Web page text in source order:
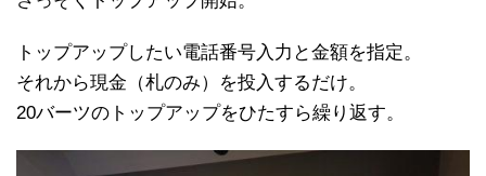
トップアップしたい電話番号入力と金額を指定。
それから現金（札のみ）を投入するだけ。
20バーツのトップアップをひたすら繰り返す。